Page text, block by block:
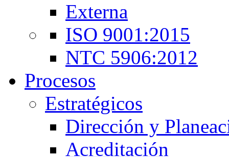
Externa
ISO 9001:2015
NTC 5906:2012
Procesos
Estratégicos
Dirección y
Acreditación